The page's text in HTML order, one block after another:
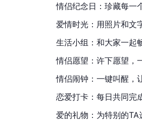
情侣纪念日：珍藏每一
爱情时光：用照片和文
生活小组：和大家一起
情侣愿望：许下愿望，
情侣闹钟：一键叫醒，
恋爱打卡：每日共同完
爱的礼物：为特别的